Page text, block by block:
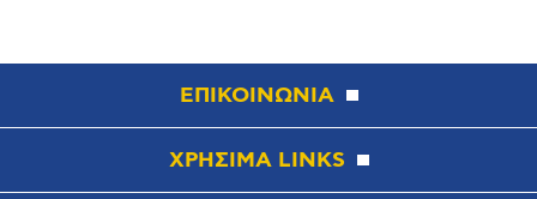
ΕΠΙΚΟΙΝΩΝΙΑ
ΧΡΗΣΙΜΑ LINKS